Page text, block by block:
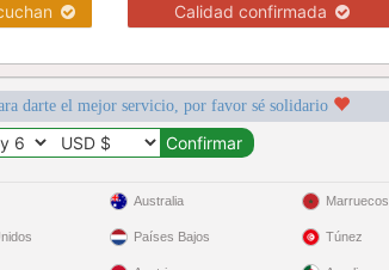
Calidad confirmada
darte el mejor servicio, por favor sé solidario
Australia
Países Bajos
Marruecos
Túnez